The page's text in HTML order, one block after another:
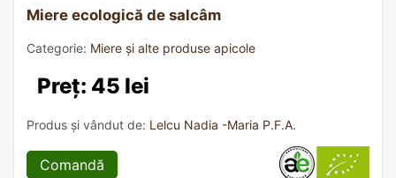
Miere ecologică de salcâm
Categorie: Miere și alte produse apicole
Preț: 45 lei
Produs și vândut de: Lelcu Nadia -Maria P.F.A.
Comandă